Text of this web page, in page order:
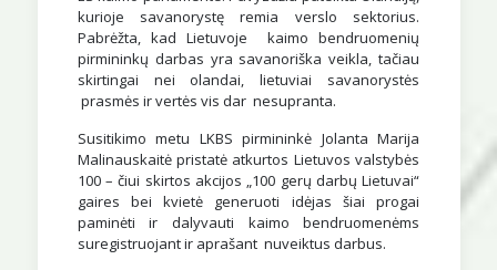
kurioje savanorystę remia verslo sektorius.
Pabrėžta, kad Lietuvoje kaimo bendruomenių
pirmininkų darbas yra savanoriška veikla, tačiau
skirtingai nei olandai, lietuviai savanorystės
prasmės ir vertės vis dar nesupranta.
Susitikimo metu LKBS pirmininkė Jolanta Marija
Malinauskaitė pristatė atkurtos Lietuvos valstybės
100 – čiui skirtos akcijos „100 gerų darbų Lietuvai“
gaires bei kvietė generuoti idėjas šiai progai
paminėti ir dalyvauti kaimo bendruomenėms
suregistruojant ir aprašant nuveiktus darbus.